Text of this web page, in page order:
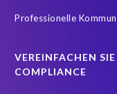
Professionelle
VEREINFACHEN
COMPLIANCE